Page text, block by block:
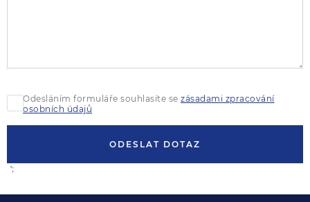
Odesláním formuláře souhlasíte se zásadami zpracování
osobních údajů
ODESLAT DOTAZ
';